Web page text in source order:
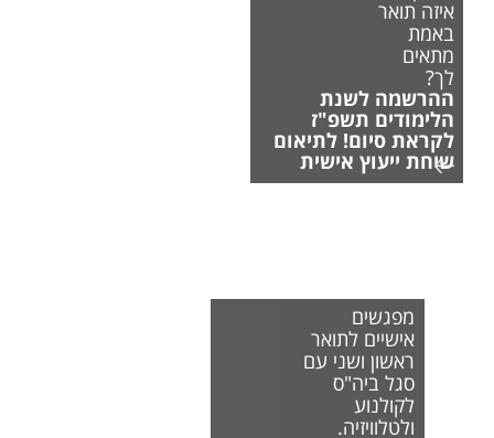
איזה תואר
באמת
מתאים
לך?
ההרשמה לשנת
הלימודים תשפ"ז
לקראת סיום! לתיאום
שיחת ייעוץ אישית
מפגשים
אישיים לתואר
ראשון ושני עם
סגל ביה"ס
לקולנוע
ולטלוויזיה.